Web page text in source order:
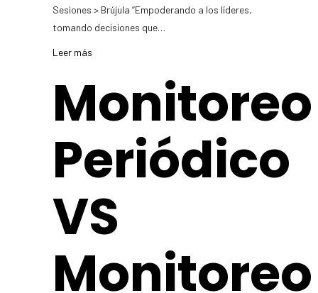
Sesiones > Brújula “Empoderando a los líderes,
tomando decisiones que…
Leer más
Monitoreo
Periódico
VS
Monitoreo